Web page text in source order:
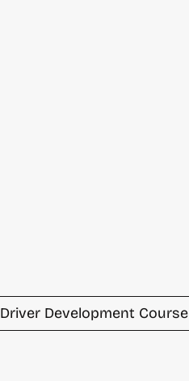
Driver Development Course